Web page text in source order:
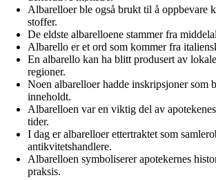
Albarelloer ble også brukt til å oppbevare
stoffer.
De eldste albarelloene stammer fra
Albarello er et ord som kommer fra
En albarello kan ha blitt produsert av
regioner.
Noen albarelloer hadde inskripsjoner som
inneholdt.
Albarelloen var en viktig del av
tider.
I dag er albarelloer ettertraktet som
antikvitetshandlere.
Albarelloen symboliserer apotekernes
praksis.